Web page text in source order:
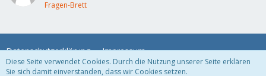
Fragen-Brett
Datenschutzerklärung Impressum
Diese Seite verwendet Cookies. Durch die Nutzung unserer Seite erklären
Sie sich damit einverstanden, dass wir Cookies setzen.